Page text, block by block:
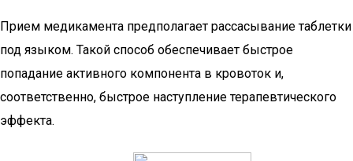
Прием медикамента предполагает рассасывание таблетки
под языком. Такой способ обеспечивает быстрое
попадание активного компонента в кровоток и,
соответственно, быстрое наступление терапевтического
эффекта.